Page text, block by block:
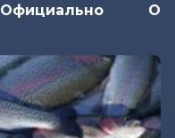
Официально